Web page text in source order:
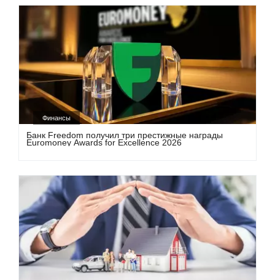
Финансы
Банк Freedom получил три престижные награды
Euromoney Awards for Excellence 2026